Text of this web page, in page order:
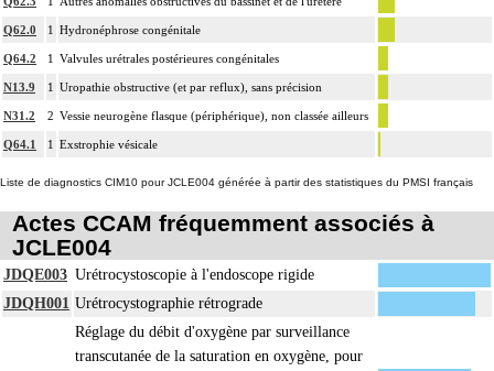
Q62.0 1 Hydronéphrose congénitale
Q64.2 1 Valvules urétrales postérieures congénitales
N13.9 1 Uropathie obstructive (et par reflux), sans précision
N31.2 2 Vessie neurogène flasque (périphérique), non classée ailleurs
Q64.1 1 Exstrophie vésicale
Liste de diagnostics CIM10 pour JCLE004 générée à partir des statistiques du PMSI français
Actes CCAM fréquemment associés à
JCLE004
JDQE003 Urétrocystoscopie à l'endoscope rigide
JDQH001 Urétrocystographie rétrograde
Réglage du débit d'oxygène par surveillance
transcutanée de la saturation en oxygène, pour